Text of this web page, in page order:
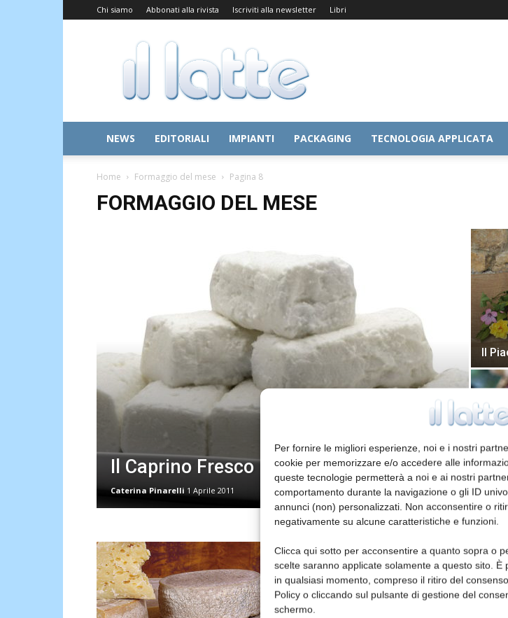
Per fornire le migliori esperienze, noi e i nostri
cookie per memorizzare e/o accedere alle
queste tecnologie permetterà a noi e ai nostri
comportamento durante la navigazione o gli ID
annunci (non) personalizzati. Non acconsentire o
negativamente su alcune caratteristiche e funzioni.
Clicca qui sotto per acconsentire a quanto sopra o
scelte saranno applicate solamente a questo sito. È
in qualsiasi momento, compreso il ritiro del
Policy o cliccando sul pulsante di gestione del
schermo.
Chi siamo Abbonati alla rivista Iscriviti alla newsletter Libri
Il
Latte
NEWS EDITORIALI IMPIANTI PACKAGING TECNOLOGIA APPLICATA
Home Formaggio del mese Pagina 8
FORMAGGIO DEL MESE
Il Caprino Fresco
Caterina Pinarelli 1 Aprile 2011
Il
Il